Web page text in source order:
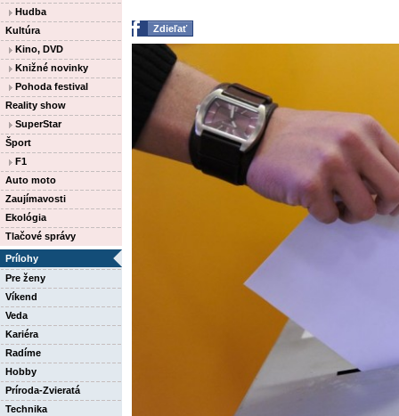
Hudba
Kultúra
Kino, DVD
Knižné novinky
Pohoda festival
Reality show
SuperStar
Šport
F1
Auto moto
Zaujímavosti
Ekológia
Tlačové správy
Prílohy
Pre ženy
Víkend
Veda
Kariéra
Radíme
Hobby
Príroda-Zvieratá
Technika
Zdieľať